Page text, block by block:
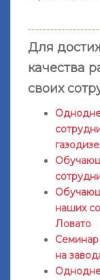
Для
качества
своих
наших
Ловато
Семинар
на